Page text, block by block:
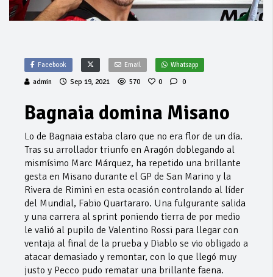
Facebook Email Whatsapp
admin Sep 19, 2021 570 0 0
Bagnaia domina Misano
Lo de Bagnaia estaba claro que no era flor de un día.
Tras su arrollador triunfo en Aragón doblegando al
mismísimo Marc Márquez, ha repetido una brillante
gesta en Misano durante el GP de San Marino y la
Rivera de Rimini en esta ocasión controlando al líder
del Mundial, Fabio Quartararo. Una fulgurante salida
y una carrera al sprint poniendo tierra de por medio
le valió al pupilo de Valentino Rossi para llegar con
ventaja al final de la prueba y Diablo se vio obligado a
atacar demasiado y remontar, con lo que llegó muy
justo y Pecco pudo rematar una brillante faena.